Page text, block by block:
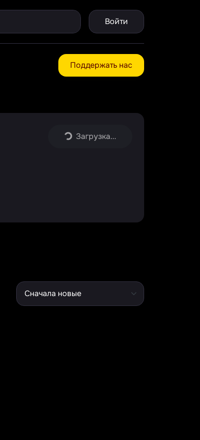
Войти
Поддержать нас
Загрузка...